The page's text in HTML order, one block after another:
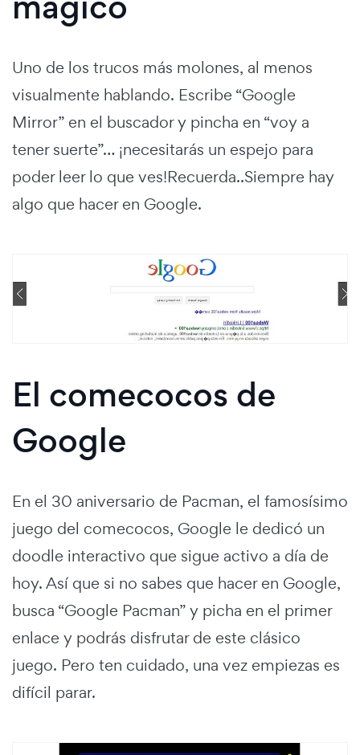
Uno de los trucos más molones, al menos
visualmente hablando. Escribe “Google
Mirror” en el buscador y pincha en “voy a
tener suerte”… ¡necesitarás un espejo para
poder leer lo que ves!Recuerda..Siempre hay
algo que hacer en Google.
El comecocos de
Google
En el 30 aniversario de Pacman, el famosísimo
juego del comecocos, Google le dedicó un
doodle interactivo que sigue activo a día de
hoy. Así que si no sabes que hacer en Google,
busca “Google Pacman” y picha en el primer
enlace y podrás disfrutar de este clásico
juego. Pero ten cuidado, una vez empiezas es
difícil parar.